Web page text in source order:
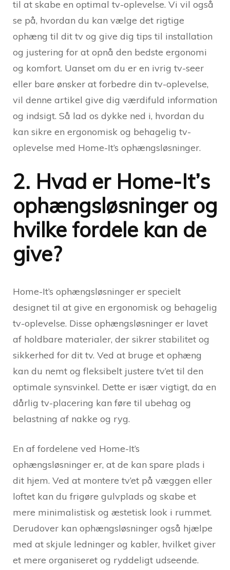
til at skabe en optimal tv-oplevelse. Vi vil også
se på, hvordan du kan vælge det rigtige
ophæng til dit tv og give dig tips til installation
og justering for at opnå den bedste ergonomi
og komfort. Uanset om du er en ivrig tv-seer
eller bare ønsker at forbedre din tv-oplevelse,
vil denne artikel give dig værdifuld information
og indsigt. Så lad os dykke ned i, hvordan du
kan sikre en ergonomisk og behagelig tv-
oplevelse med Home-It’s ophængsløsninger.
2. Hvad er Home-It’s
ophængsløsninger og
hvilke fordele kan de
give?
Home-It’s ophængsløsninger er specielt
designet til at give en ergonomisk og behagelig
tv-oplevelse. Disse ophængsløsninger er lavet
af holdbare materialer, der sikrer stabilitet og
sikkerhed for dit tv. Ved at bruge et ophæng
kan du nemt og fleksibelt justere tv’et til den
optimale synsvinkel. Dette er især vigtigt, da en
dårlig tv-placering kan føre til ubehag og
belastning af nakke og ryg.
En af fordelene ved Home-It’s
ophængsløsninger er, at de kan spare plads i
dit hjem. Ved at montere tv’et på væggen eller
loftet kan du frigøre gulvplads og skabe et
mere minimalistisk og æstetisk look i rummet.
Derudover kan ophængsløsninger også hjælpe
med at skjule ledninger og kabler, hvilket giver
et mere organiseret og ryddeligt udseende.